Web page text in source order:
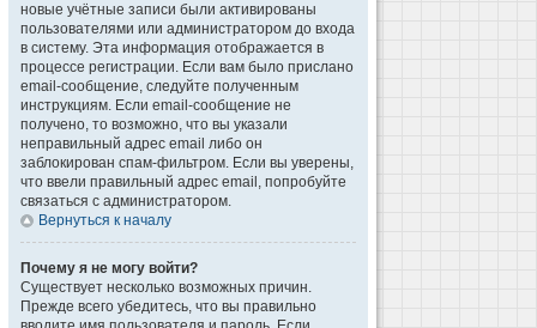
новые учётные записи были активированы
пользователями или администратором до входа
в систему. Эта информация отображается в
процессе регистрации. Если вам было прислано
email-сообщение, следуйте полученным
инструкциям. Если email-сообщение не
получено, то возможно, что вы указали
неправильный адрес email либо он
заблокирован спам-фильтром. Если вы уверены,
что ввели правильный адрес email, попробуйте
связаться с администратором.
Вернуться к началу
Почему я не могу войти?
Существует несколько возможных причин.
Прежде всего убедитесь, что вы правильно